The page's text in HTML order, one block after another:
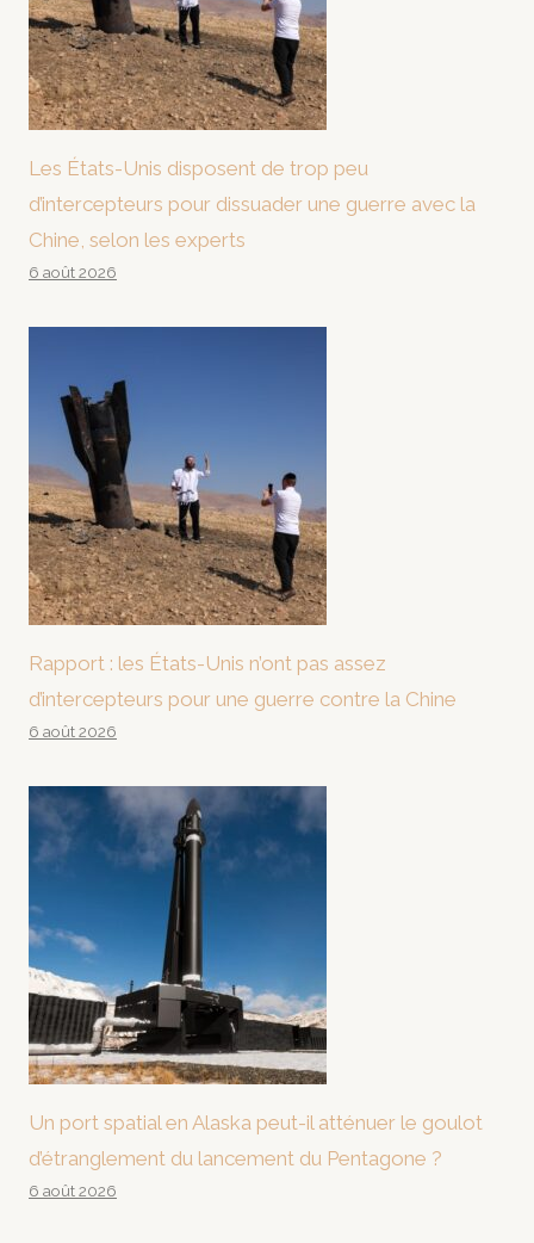
Les États-Unis disposent de trop peu
d’intercepteurs pour dissuader une guerre avec la
Chine, selon les experts
6 août 2026
Rapport : les États-Unis n’ont pas assez
d’intercepteurs pour une guerre contre la Chine
6 août 2026
Un port spatial en Alaska peut-il atténuer le goulot
d’étranglement du lancement du Pentagone ?
6 août 2026